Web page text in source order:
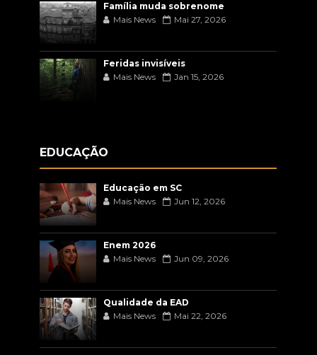
Família muda sobrenome
Mais News
Mai 27, 2026
Feridas invisíveis
Mais News
Jan 15, 2026
EDUCAÇÃO
Educação em SC
Mais News
Jun 12, 2026
Enem 2026
Mais News
Jun 09, 2026
Qualidade da EAD
Mais News
Mai 22, 2026